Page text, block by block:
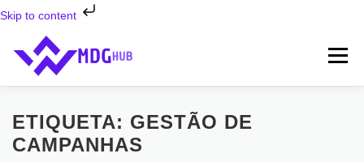
Skip to content
para
conteúdo
Menu
INÍCIO SERVIÇOS ⬇ SOBRE NÓS
ETIQUETA: GESTÃO DE
CAMPANHAS